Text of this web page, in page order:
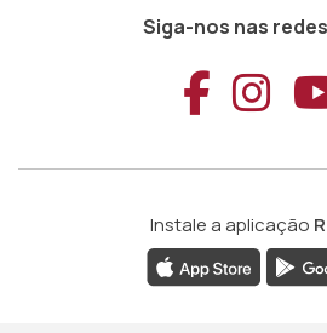
Siga-nos nas
Instale a aplicação